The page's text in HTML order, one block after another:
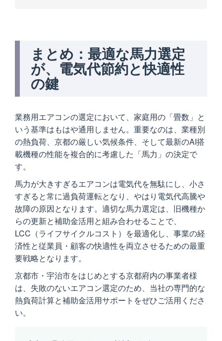
まとめ：最適な馬力選定
が、電気代節約と快適性
の鍵
業務用エアコンの選定において、家庭用の「畳数」と
いう基準はもはや通用しません。重要なのは、業種別
の熱負荷、京都の厳しい気候条件、そして最新のAI搭
載機種の性能を複合的に考慮した「馬力」の決定で
す。
馬力が大きすぎるエアコンは電気代を無駄にし、小さ
すぎると常に過負荷運転となり、やはり電気代高騰や
故障の原因となります。適切な馬力選定は、旧機種か
らの更新と補助金活用と組み合わせることで、
LCC（ライフサイクルコスト）を最適化し、事業の経
済性と従業員・顧客の快適性を両立させるための最重
要戦略となります。
京都市・宇治市をはじめとする京都府内の事業者様
は、失敗のないエアコン選定のため、当社の専門的な
熱負荷計算と補助金活用サポートをぜひご活用くださ
い。